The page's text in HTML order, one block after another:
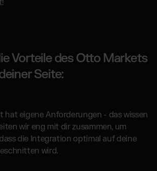
Vorteile des Otto Markets
Seite:
hat eigene Anforderungen - das wissen
wir eng mit dir zusammen, um
die Integration optimal auf deine
wird.